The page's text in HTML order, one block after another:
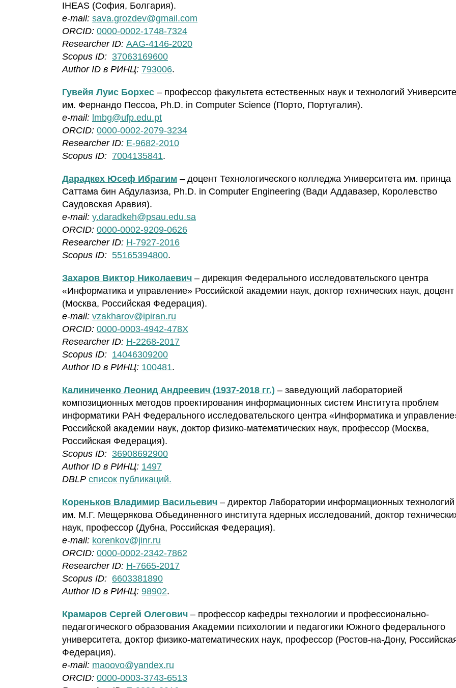
IHEAS (София, Болгария).
e-mail: sava.grozdev@gmail.com
ORCID: 0000-0002-1748-7324
Researcher ID: AAG-4146-2020
Scopus ID: 37063169600
Author ID в РИНЦ: 793006.
Гувейя Луис Борхес – профессор факультета естественных наук и технологий
им. Фернандо Пессоа, Ph.D. in Computer Science (Порто, Португалия).
e-mail: lmbg@ufp.edu.pt
ORCID: 0000-0002-2079-3234
Researcher ID: E-9682-2010
Scopus ID: 7004135841.
Дарадкех Юсеф Ибрагим – доцент Технологического колледжа Университета им. принца
Саттама бин Абдулазиза, Ph.D. in Computer Engineering (Вади Аддавазер, Королевство
Саудовская Аравия).
e-mail: y.daradkeh@psau.edu.sa
ORCID: 0000-0002-9209-0626
Researcher ID: H-7927-2016
Scopus ID: 55165394800.
Захаров Виктор Николаевич – дирекция Федерального исследовательского центра
«Информатика и управление» Российской академии наук, доктор технических наук, доцент
(Москва, Российская Федерация).
e-mail: vzakharov@ipiran.ru
ORCID: 0000-0003-4942-478X
Researcher ID: H-2268-2017
Scopus ID: 14046309200
Author ID в РИНЦ: 100481.
Калиниченко Леонид Андреевич (1937-2018 гг.) – заведующий лабораторией
композиционных методов проектирования информационных систем Института проблем
информатики РАН Федерального исследовательского центра «Информатика и
Российской академии наук, доктор физико-математических наук, профессор (Москва,
Российская Федерация).
Scopus ID: 36908692900
Author ID в РИНЦ: 1497
DBLP список публикаций.
Кореньков Владимир Васильевич – директор Лаборатории информационных технологий
им. М.Г. Мещерякова Объединенного института ядерных исследований, доктор
наук, профессор (Дубна, Российская Федерация).
e-mail: korenkov@jinr.ru
ORCID: 0000-0002-2342-7862
Researcher ID: H-7665-2017
Scopus ID: 6603381890
Author ID в РИНЦ: 98902.
Крамаров Сергей Олегович – профессор кафедры технологии и профессионально-
педагогического образования Академии психологии и педагогики Южного федерального
университета, доктор физико-математических наук, профессор (Ростов-на-Дону,
Федерация).
e-mail: maoovo@yandex.ru
ORCID: 0000-0003-3743-6513